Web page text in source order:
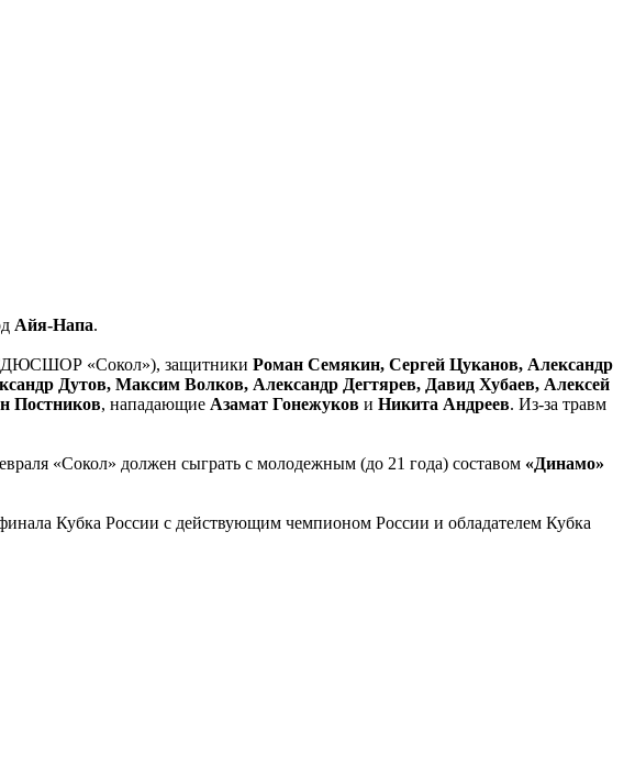
Айя-Напа.
«Сокол»), защитники Роман Семякин, Сергей Цуканов, Александр
Дутов, Максим Волков, Александр Дегтярев, Давид Хубаев, Алексей
Постников, нападающие Азамат Гонежуков и Никита Андреев. Из-за травм
«Сокол» должен сыграть с молодежным (до 21 года) составом «Динамо»
Кубка России с действующим чемпионом России и обладателем Кубка